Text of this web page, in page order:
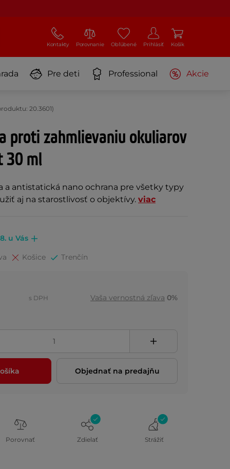
Kontakty Porovnanie Obľúbené Prihlásiť Košík
Pre deti Professional Akcie
20.3601)
proti zahmlievaniu okuliarov
30 ml
a antistatická nano ochrana pre všetky typy
aj na starostlivosť o objektívy. viac
u Vás
Košice Trenčín
s DPH Vaša vernostná zľava 0%
Objednať na predajňu
Porovnať Zdielať Strážiť